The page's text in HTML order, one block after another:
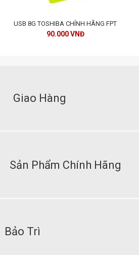
USB 8G TOSHIBA CHÍNH HÃNG FPT
90.000 VNĐ
Giao Hàng
Sản Phẩm Chính Hãng
Bảo Trì